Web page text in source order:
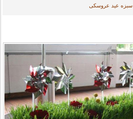
سبزه عید عروسکی